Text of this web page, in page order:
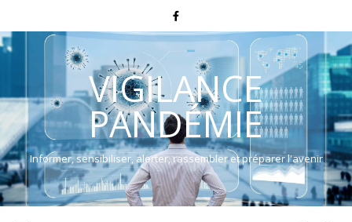
VIGILANCE
PANDÉMIE
Informer, sensibiliser, alerter, rassembler et préparer l'avenir